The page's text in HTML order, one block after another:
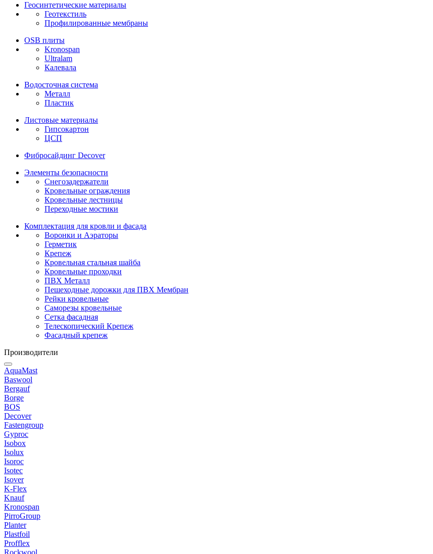
Геосинтетические материалы
Геотекстиль
Профилированные мембраны
OSB плиты
Kronospan
Ultralam
Калевала
Водосточная система
Металл
Пластик
Листовые материалы
Гипсокартон
ЦСП
Фибросайдинг Decover
Элементы безопасности
Снегозадержатели
Кровельные ограждения
Кровельные лестницы
Переходные мостики
Комплектация для кровли и фасада
Воронки и Аэраторы
Герметик
Крепеж
Кровельная стальная шайба
Кровельные проходки
ПВХ Металл
Пешеходные дорожки для ПВХ Мембран
Рейки кровельные
Саморезы кровельные
Сетка фасадная
Телескопический Крепеж
Фасадный крепеж
Производители
AquaMast
Baswool
Bergauf
Borge
BOS
Decover
Fastengroup
Gyproc
Isobox
Isolux
Isoroc
Isotec
Isover
K-Flex
Knauf
Kronospan
PirroGroup
Planter
Plastfoil
Profflex
Rockwool